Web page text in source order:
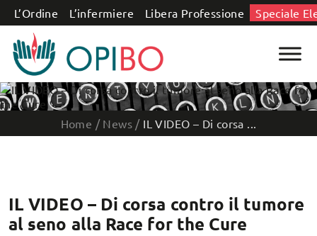
Salta al contenuto
L’Ordine L’infermiere Libera Professione Speciale
Home / News / IL VIDEO – Di corsa ...
IL VIDEO – Di corsa contro il tumore
al seno alla Race for the Cure